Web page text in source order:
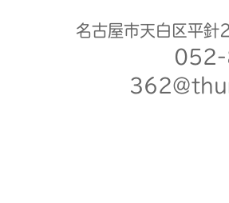
名古屋市天白区平